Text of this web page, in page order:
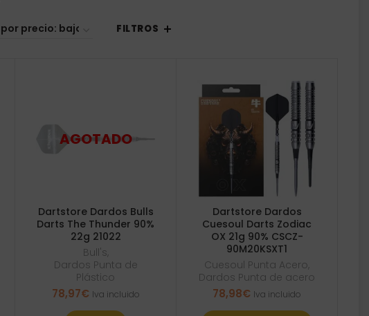
precio:
FILTROS
Dartstore Dardos Bulls
Darts The Thunder 90%
22g 21022
Bull's,
Dardos Punta de
Plástico
78,97€ Iva incluido
Dartstore Dardos
Cuesoul Darts Zodiac
OX 21g 90% CSCZ-
90M20KSXT1
Cuesoul Punta Acero,
Dardos Punta de acero
78,98€ Iva incluido